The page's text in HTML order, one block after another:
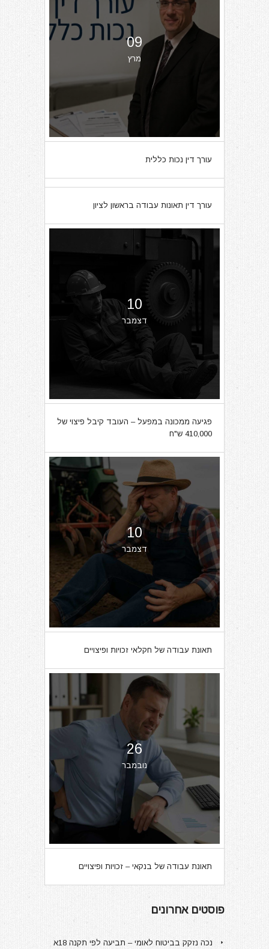
09
מרץ
עורך דין נכות כללית
07
מרץ
עורך דין תאונות עבודה בראשון לציון
10
דצמבר
פגיעה ממכונה במפעל – העובד קיבל פיצוי של
410,000 ש"ח
10
דצמבר
תאונת עבודה של חקלאי זכויות ופיצויים
26
נובמבר
תאונת עבודה של בנקאי – זכויות ופיצויים
פוסטים אחרונים
נכה נזקק בביטוח לאומי – תביעה לפי תקנה 18א